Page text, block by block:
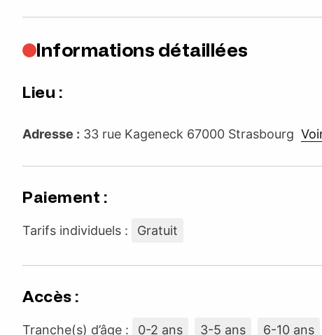
Informations détaillées
Lieu :
Adresse : 33 rue Kageneck 67000 Strasbourg
Paiement :
Tarifs individuels : Gratuit
Accès :
Tranche(s) d’âge : 0-2 ans 3-5 ans 6-10 ans